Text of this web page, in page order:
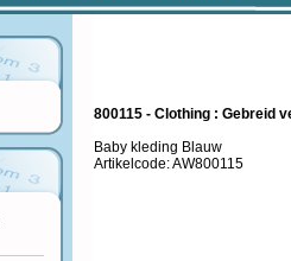
800115 - Clothing : Gebreid
Baby kleding Blauw
Artikelcode: AW800115